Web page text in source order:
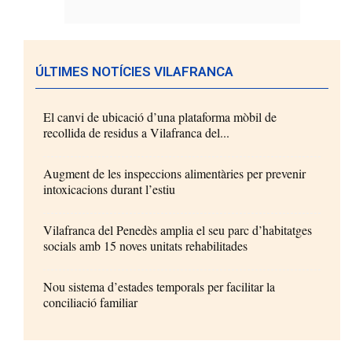
ÚLTIMES NOTÍCIES VILAFRANCA
El canvi de ubicació d’una plataforma mòbil de
recollida de residus a Vilafranca del...
Augment de les inspeccions alimentàries per prevenir
intoxicacions durant l’estiu
Vilafranca del Penedès amplia el seu parc d’habitatges
socials amb 15 noves unitats rehabilitades
Nou sistema d’estades temporals per facilitar la
conciliació familiar